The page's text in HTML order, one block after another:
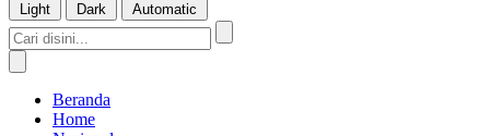
Light Dark Automatic
Beranda
Home